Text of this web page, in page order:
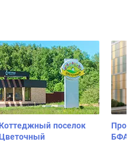
Коттеджный поселок
БФА-